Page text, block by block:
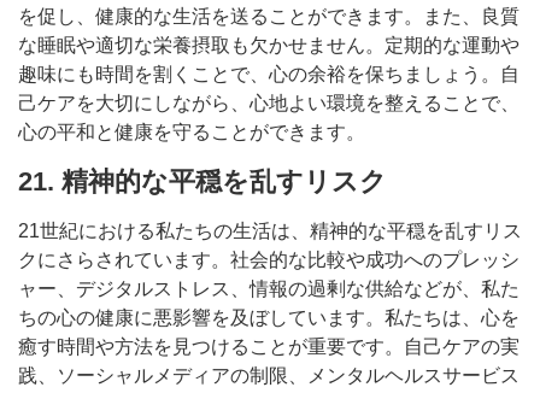
を促し、健康的な生活を送ることができます。また、良質
な睡眠や適切な栄養摂取も欠かせません。定期的な運動や
趣味にも時間を割くことで、心の余裕を保ちましょう。自
己ケアを大切にしながら、心地よい環境を整えることで、
心の平和と健康を守ることができます。
21. 精神的な平穏を乱すリスク
21世紀における私たちの生活は、精神的な平穏を乱すリス
クにさらされています。社会的な比較や成功へのプレッシ
ャー、デジタルストレス、情報の過剰な供給などが、私た
ちの心の健康に悪影響を及ぼしています。私たちは、心を
癒す時間や方法を見つけることが重要です。自己ケアの実
践、ソーシャルメディアの制限、メンタルヘルスサービス